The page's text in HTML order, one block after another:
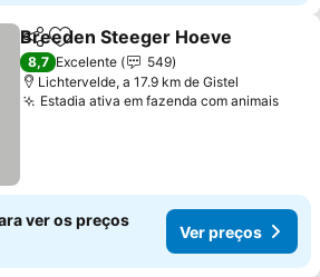
PartilharAdicionar aos favoritos
Breeden Steeger Hoeve
8,7 Excelente
549
Lichtervelde, a 17.9 km de Gistel
Estadia ativa em fazenda com animaisVer
ver os preços
Ver preços